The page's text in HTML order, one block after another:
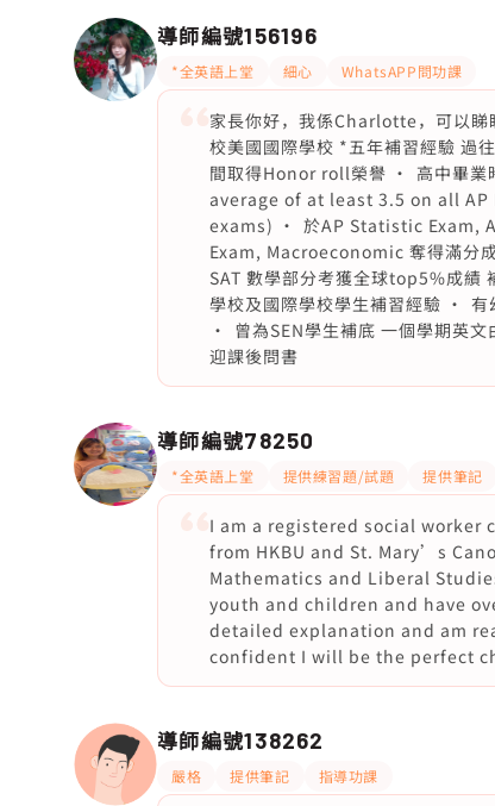
導師編號156196
*全英語上堂 細心 WhatsAPP問功課
家長你好，我係Charlotte，可以睇
校美國國際學校 *五年補習經驗 過
間取得Honor roll榮譽 •⁠ ⁠高中畢
average of at least 3.5 on all
exams) •⁠ ⁠於AP Statistic Exam,
Exam, Macroeconomic 奪得滿分
SAT 數學部分考獲全球top5%成
學校及國際學校學生補習經驗 •⁠
•⁠ ⁠曾為SEN學生補底 一個學期英
迎課後問書
導師編號78250
*全英語上堂 提供練習題/試題 提供筆記
I am a registered social
from HKBU and St. Mary’s
Mathematics and Liberal
youth and children and have
detailed explanation and am
confident I will be the perfect
導師編號138262
嚴格 提供筆記 指導功課